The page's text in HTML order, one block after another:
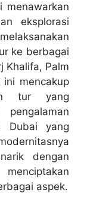
menawarkan
eksplorasi
ke berbagai
Khalifa, Palm
mencakup
tur yang
Dubai yang
dengan
aspek.